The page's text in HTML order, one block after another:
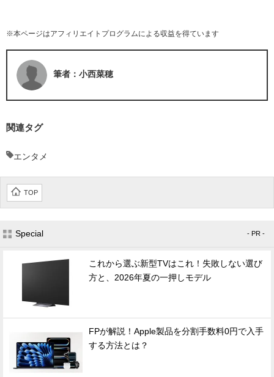
※本ページはアフィリエイトプログラムによる収益を得ています
筆者：小西菜穂
関連タグ
エンタメ
TOP
Special - PR -
これから選ぶ新型TVはこれ！失敗しない選び
方と、2026年夏の一押しモデル
FPが解説！Apple製品を分割手数料0円で入手
する方法とは？